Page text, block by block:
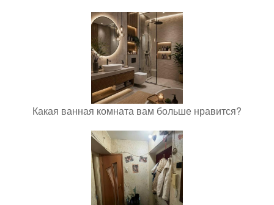
Какая ванная комната вам больше нравится?